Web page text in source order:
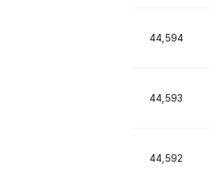
44,594
44,593
44,592